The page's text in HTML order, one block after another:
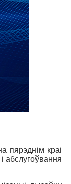
пярэднім краі
абслугоўвання